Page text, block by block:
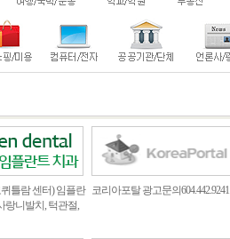
틀람 센터) 임플란
랑니발치, 턱관절,
코리아포탈 광고문의604.442.9241